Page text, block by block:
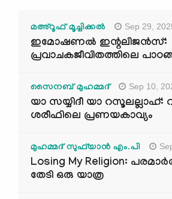
മഅ്റൂഫ് മൂച്ചിക്കല്‍ Sep 29,
ഇമോഷണൽ ഇന്റലിജൻസ്:
പ്രവാചകജീവിതത്തിലെ
സൈനബ് മുഹമ്മദ് Sep 10,
യാ സയ്യിദീ യാ റസൂലല്ലാഹ്:
ശരീഫിലെ പ്രണയകാവ്യം
മുഹമ്മദ് സുഫ്‌യാൻ എം.പി
Losing My Religion:
തേടി ഒരു യാത്ര